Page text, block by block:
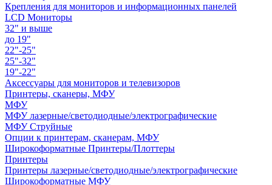
Крепления для мониторов и информационных панелей
LCD Мониторы
32" и выше
до 19"
22"-25"
25"-32"
19"-22"
Аксессуары для мониторов и телевизоров
Принтеры, сканеры, МФУ
МФУ
МФУ лазерные/светодиодные/электрографические
МФУ Струйные
Опции к принтерам, сканерам, МФУ
Широкоформатные Принтеры/Плоттеры
Принтеры
Принтеры лазерные/светодиодные/электрографические
Широкоформатные МФУ